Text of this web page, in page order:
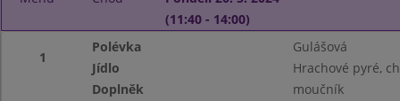
(11:40 - 14:00)
1
Polévka
Gulášová
Jídlo
Hrachové pyré,
Doplněk
moučník